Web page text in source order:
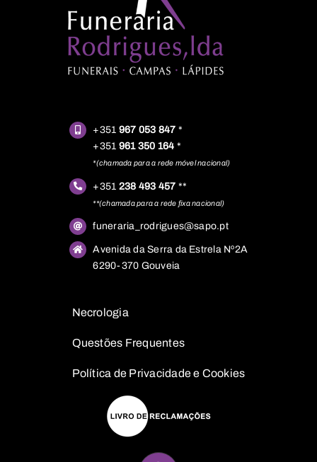
+351 967 053 847 *
+351 961 350 164 *
*(chamada para a rede móvel nacional)
+351 238 493 457 **
**(chamada para a rede fixa nacional)
funeraria_rodrigues@sapo.pt
Avenida da Serra da Estrela Nº2A
6290-370 Gouveia
Necrologia
Questões Frequentes
Política de Privacidade e Cookies